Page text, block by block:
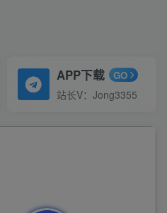
APP下载 GO
站长V：Jong3355